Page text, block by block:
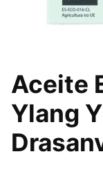
Aceite
Ylang